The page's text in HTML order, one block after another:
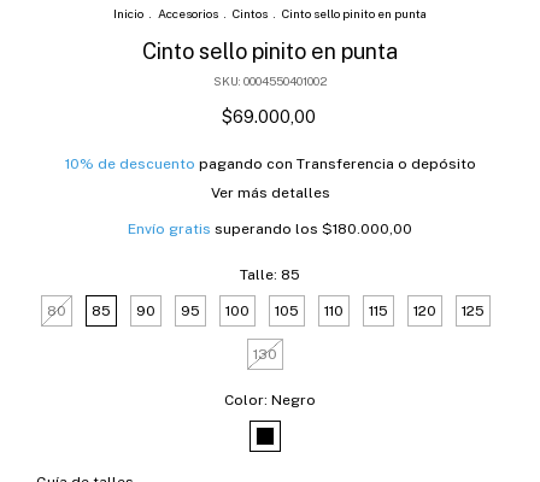
Inicio Accesorios Cintos Cinto sello pinito en punta
Cinto sello pinito en punta
SKU: 0004550401002
$69.000,00
10% de descuento pagando con Transferencia o depósito
Ver más detalles
Envío gratis superando los $180.000,00
Talle: 85
80 85 90 95 100 105 110 115 120 125
130
Color: Negro